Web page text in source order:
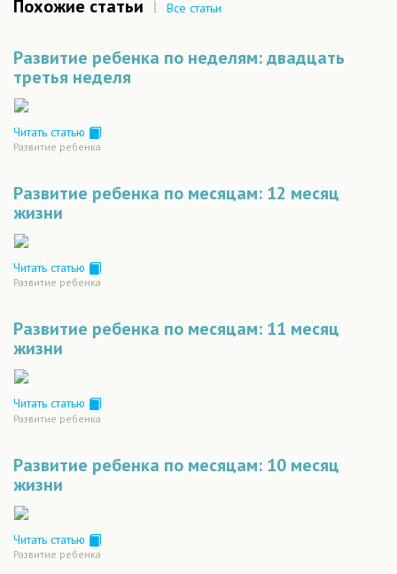
Похожие статьи | Все статьи
Развитие ребенка по неделям: двадцать
третья неделя
Читать статью
Развитие ребенка
Развитие ребенка по месяцам: 12 месяц
жизни
Читать статью
Развитие ребенка
Развитие ребенка по месяцам: 11 месяц
жизни
Читать статью
Развитие ребенка
Развитие ребенка по месяцам: 10 месяц
жизни
Читать статью
Развитие ребенка